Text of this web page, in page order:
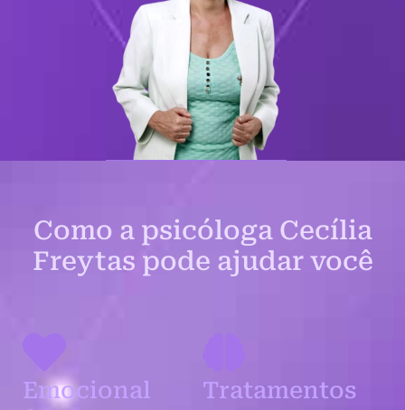
Como a psicóloga Cecília
Freytas pode ajudar você
Emocional
Tratamentos